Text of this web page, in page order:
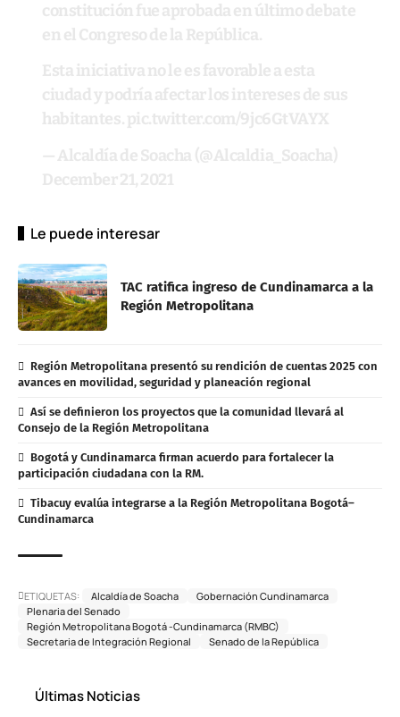
Le puede interesar
TAC ratifica ingreso de Cundinamarca a la
Región Metropolitana
Región Metropolitana presentó su rendición de cuentas 2025 con
avances en movilidad, seguridad y planeación regional
Así se definieron los proyectos que la comunidad llevará al
Consejo de la Región Metropolitana
Bogotá y Cundinamarca firman acuerdo para fortalecer la
participación ciudadana con la RM.
Tibacuy evalúa integrarse a la Región Metropolitana Bogotá–
Cundinamarca
ETIQUETAS: Alcaldía de Soacha
Gobernación Cundinamarca
Plenaria del Senado
Región Metropolitana Bogotá -Cundinamarca (RMBC)
Secretaria de Integración Regional
Senado de la República
Últimas Noticias